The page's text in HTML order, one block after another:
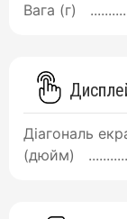
Вага (г)
Діагональ
(дюйм)